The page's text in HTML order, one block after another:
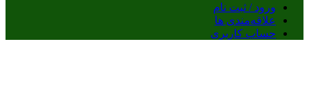
ورود / ثبت نام
علاقه‌مندی ها
حساب کاربری